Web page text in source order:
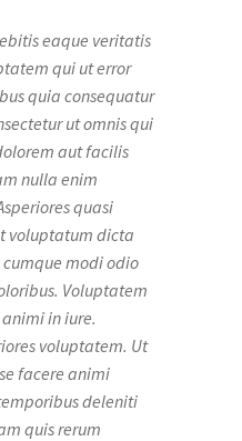
eaque veritatis
qui ut error
quia consequatur
ut omnis qui
aut facilis
nulla enim
quasi
voluptatum dicta
modi odio
Voluptatem
in iure.
voluptatem. Ut
facere animi
deleniti
quis rerum